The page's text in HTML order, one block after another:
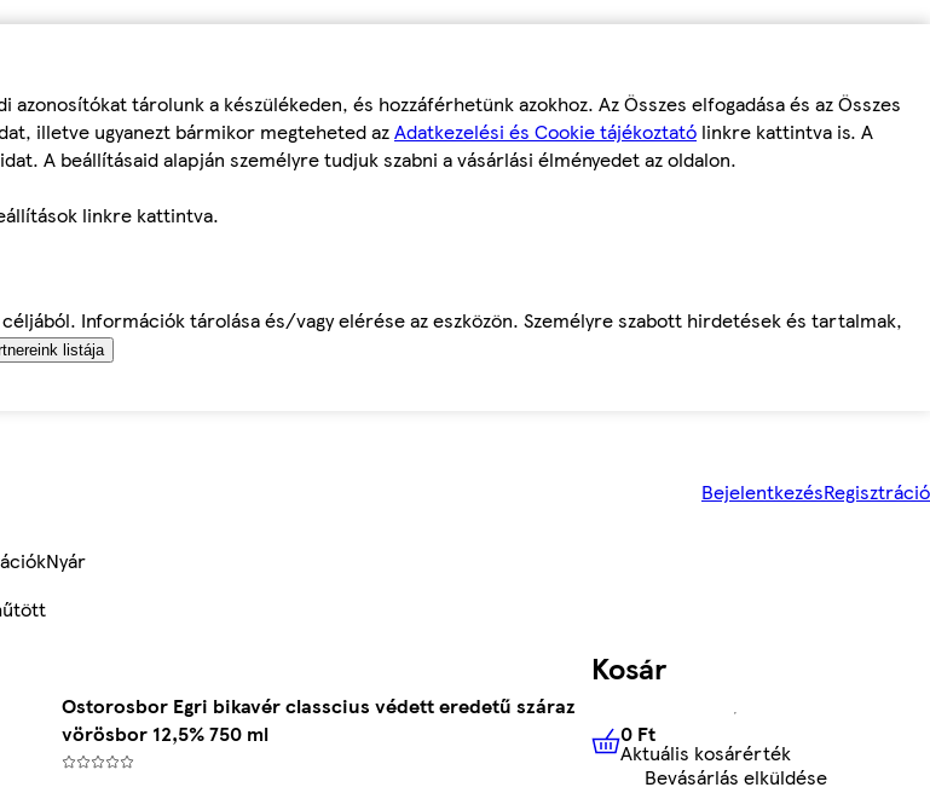
tárolunk a készülékeden, és hozzáférhetünk azokhoz. Az Összes elfogadása és az Összes
illetve ugyanezt bármikor megteheted azAdatkezelési és Cookie tájékoztató linkre kattintva is. A
A beállításaid alapján személyre tudjuk szabni a vásárlási élményedet az oldalon.
linkre kattintva.
Információk tárolása és/vagy elérése az eszközön. Személyre szabott hirdetések és tartalmak,
listája
BejelentkezésRegisztráció
Nyár
Ostorosbor Egri bikavér classcius védett eredetű száraz
vörösbor 12,5% 750 ml
Kosár
0 FtAktuális kosárérték
0 Ft
Aktuális kosárérték
Bevásárlás elküldése